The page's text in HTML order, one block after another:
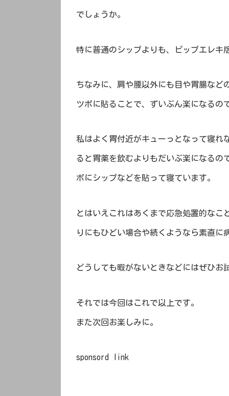
でしょうか。
特に普通のシップよりも、ピップエレキ
ちなみに、肩や腰以外にも目や胃腸など
ツボに貼ることで、ずいぶん楽になるの
私はよく胃付近がキューっとなって寝れ
ると胃薬を飲むよりもだいぶ楽になるの
ボにシップなどを貼って寝ています。
とはいえこれはあくまで応急処置的なこ
りにもひどい場合や続くようなら素直
どうしても暇がないときなどにはぜひお
それでは今回はこれで以上です。
また次回お楽しみに。
sponsord link